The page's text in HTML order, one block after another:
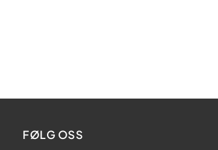
FØLG OSS